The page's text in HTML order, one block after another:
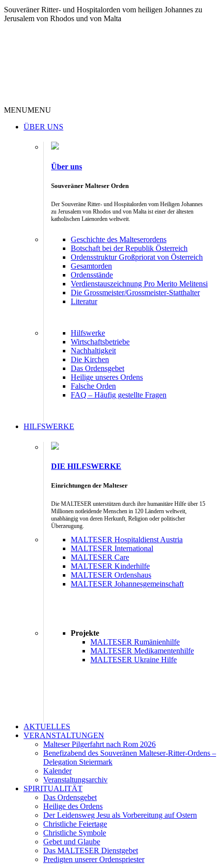
Souveräner Ritter- und Hospitalorden vom heiligen Johannes zu
Jerusalem von Rhodos und von Malta
MENUMENU
ÜBER UNS
Über uns
Souveräner Malteser Orden
Der Souveräne Ritter- und Hospitalorden vom Heiligen Johannes
zu Jerusalem von Rhodos und von Malta ist einer der ältesten
katholischen Laienorden weltweit.
Geschichte des Malteserordens
Botschaft bei der Republik Österreich
Ordensstruktur Großpriorat von Österreich
Gesamtorden
Ordensstände
Verdienstauszeichnung Pro Merito Melitensi
Die Grossmeister/Grossmeister-Statthalter
Literatur
Hilfswerke
Wirtschaftsbetriebe
Nachhaltigkeit
Die Kirchen
Das Ordensgebet
Heilige unseres Ordens
Falsche Orden
FAQ – Häufig gestellte Fragen
HILFSWERKE
DIE HILFSWERKE
Einrichtungen der Malteser
Die MALTESER unterstützen durch ihre humanitäre Hilfe über 15
Millionen notleidende Menschen in 120 Ländern weltweit,
unabhängig von deren Herkunft, Religion oder politischer
Überzeugung.
MALTESER Hospitaldienst Austria
MALTESER International
MALTESER Care
MALTESER Kinderhilfe
MALTESER Ordenshaus
MALTESER Johannesgemeinschaft
Projekte
MALTESER Rumänienhilfe
MALTESER Medikamentenhilfe
MALTESER Ukraine Hilfe
AKTUELLES
VERANSTALTUNGEN
Malteser Pilgerfahrt nach Rom 2026
Benefizabend des Souveränen Malteser-Ritter-Ordens –
Delegation Steiermark
Kalender
Veranstaltungsarchiv
SPIRITUALITÄT
Das Ordensgebet
Heilige des Ordens
Der Leidensweg Jesu als Vorbereitung auf Ostern
Christliche Feiertage
Christliche Symbole
Gebet und Glaube
Das MALTESER Dienstgebet
Predigten unserer Ordenspriester